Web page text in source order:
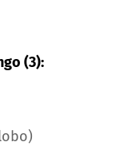
(3):